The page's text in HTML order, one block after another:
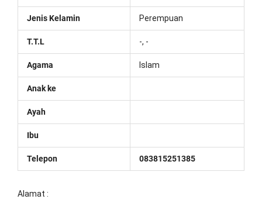
Jenis Kelamin Perempuan
T.T.L -, -
Agama Islam
Anak ke
Ayah
Ibu
Telepon 083815251385
Alamat :